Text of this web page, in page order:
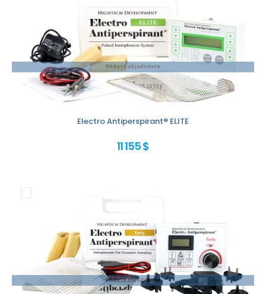
Přidat k objednávce
Electro Antiperspirant® ELITE
11 155 $
Přidat k objednávce